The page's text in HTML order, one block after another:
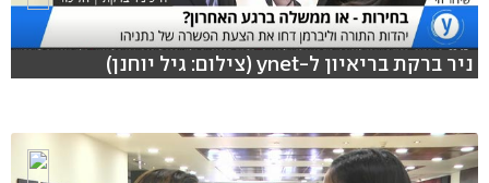
ניר ברקת בריאיון ל-ynet (צילום: גיל יוחנן)